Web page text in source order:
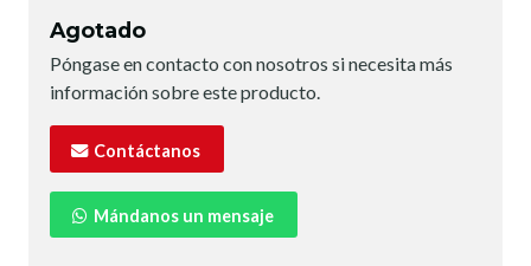
Agotado
Póngase en contacto con nosotros si necesita más
información sobre este producto.
Contáctanos
Mándanos un mensaje